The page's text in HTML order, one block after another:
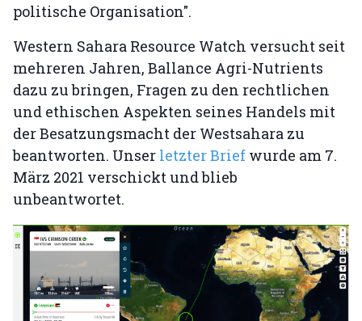
politische Organisation".
Western Sahara Resource Watch versucht seit
mehreren Jahren, Ballance Agri-Nutrients
dazu zu bringen, Fragen zu den rechtlichen
und ethischen Aspekten seines Handels mit
der Besatzungsmacht der Westsahara zu
beantworten. Unser letzter Brief wurde am 7.
März 2021 verschickt und blieb
unbeantwortet.